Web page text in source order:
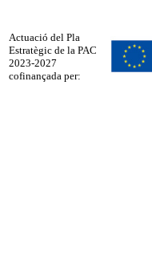
Actuació del Pla
Estratègic de la PAC
2023-2027
cofinançada per: